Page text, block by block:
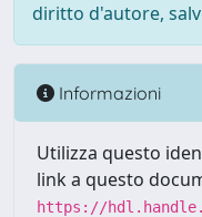
diritto d'autore,
Informazioni
Utilizza questo
link a questo
https://